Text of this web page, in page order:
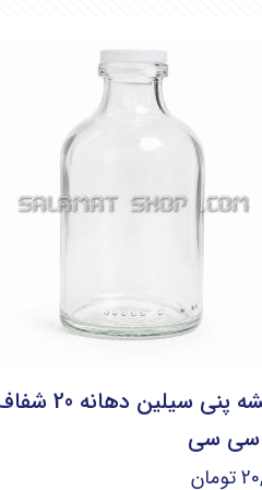
شیشه پنی سیلین دهانه
تومان